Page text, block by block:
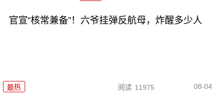
官宣“核常兼备”！六爷挂弹反航母，炸醒多少人
最热 阅读 11975 08-04